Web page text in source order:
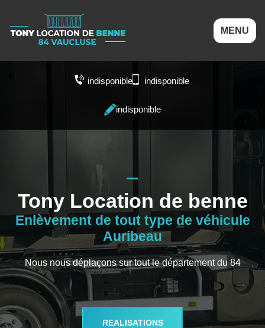
MENU
indisponible indisponible
indisponible
Tony Location de benne
Enlèvement de tout type de véhicule
Auribeau
Nous nous déplaçons sur tout le département du 84
REALISATIONS